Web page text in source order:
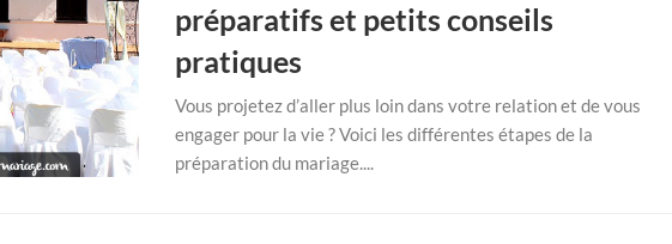
préparatifs et petits conseils
pratiques
Vous projetez d’aller plus loin dans votre relation et de vous
engager pour la vie ? Voici les différentes étapes de la
préparation du mariage....